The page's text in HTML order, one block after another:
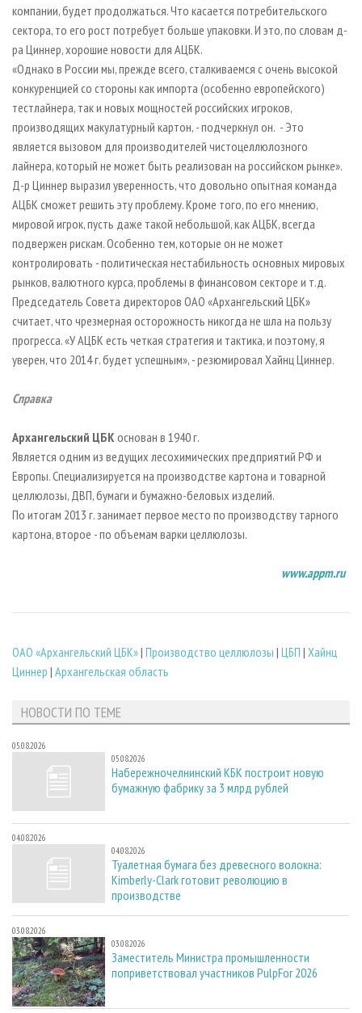
компании, будет продолжаться. Что касается потребительского
сектора, то его рост потребует больше упаковки. И это, по словам д-
ра Циннер, хорошие новости для АЦБК.
«Однако в России мы, прежде всего, сталкиваемся с очень высокой
конкуренцией со стороны как импорта (особенно европейского)
тестлайнера, так и новых мощностей российских игроков,
производящих макулатурный картон, - подчеркнул он. - Это
является вызовом для производителей чистоцеллюлозного
лайнера, который не может быть реализован на российском рынке».
Д-р Циннер выразил уверенность, что довольно опытная команда
АЦБК сможет решить эту проблему. Кроме того, по его мнению,
мировой игрок, пусть даже такой небольшой, как АЦБК, всегда
подвержен рискам. Особенно тем, которые он не может
контролировать - политическая нестабильность основных мировых
рынков, валютного курса, проблемы в финансовом секторе и т.д.
Председатель Совета директоров ОАО «Архангельский ЦБК»
считает, что чрезмерная осторожность никогда не шла на пользу
прогресса. «У АЦБК есть четкая стратегия и тактика, и поэтому, я
уверен, что 2014 г. будет успешным», - резюмировал Хайнц Циннер.
Справка
Архангельский ЦБК основан в 1940 г.
Является одним из ведущих лесохимических предприятий РФ и
Европы. Специализируется на производстве картона и товарной
целлюлозы, ДВП, бумаги и бумажно-беловых изделий.
По итогам 2013 г. занимает первое место по производству тарного
картона, второе - по объемам варки целлюлозы.
www.appm.ru
ОАО «Архангельский ЦБК»| Производство целлюлозы | ЦБП | Хайнц
Циннер | Архангельская область
НОВОСТИ ПО ТЕМЕ
05.08.2026
05.08.2026
Набережночелнинский КБК построит новую
бумажную фабрику за 3 млрд рублей
04.08.2026
04.08.2026
Туалетная бумага без древесного волокна:
Kimberly-Clark готовит революцию в
производстве
03.08.2026
03.08.2026
Заместитель Министра промышленности
поприветствовал участников PulpFor 2026